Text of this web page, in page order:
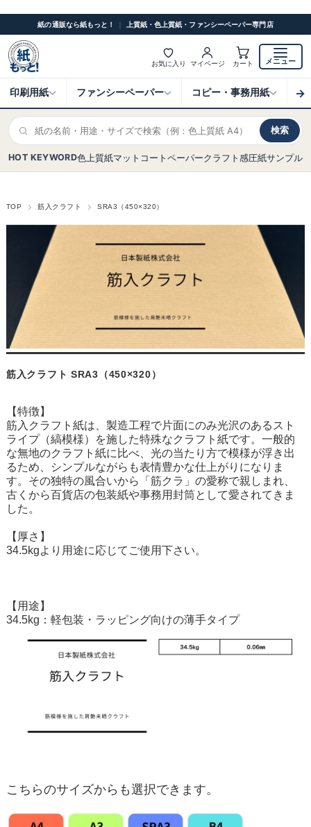
紙の通販なら紙もっと！ ｜ 上質紙・色上質紙・ファンシーペーパー専門店
お気に入り マイページ カート メニュー
印刷用紙 ファンシーペーパー コピー・事務用紙 ク
→
検索
HOT KEYWORD色上質紙マットコートペーパークラフト感圧紙サンプル
TOP 筋入クラフト SRA3（450×320）
筋入クラフト SRA3（450×320）
【特徴】
筋入クラフト紙は、製造工程で片面にのみ光沢のあるスト
ライプ（縞模様）を施した特殊なクラフト紙です。一般的
な無地のクラフト紙に比べ、光の当たり方で模様が浮き出
るため、シンプルながらも表情豊かな仕上がりになりま
す。その独特の風合いから「筋クラ」の愛称で親しまれ、
古くから百貨店の包装紙や事務用封筒として愛されてきま
した。
【厚さ】
34.5kgより用途に応じてご使用下さい。
【用途】
34.5kg：軽包装・ラッピング向けの薄手タイプ
こちらのサイズからも選択できます。